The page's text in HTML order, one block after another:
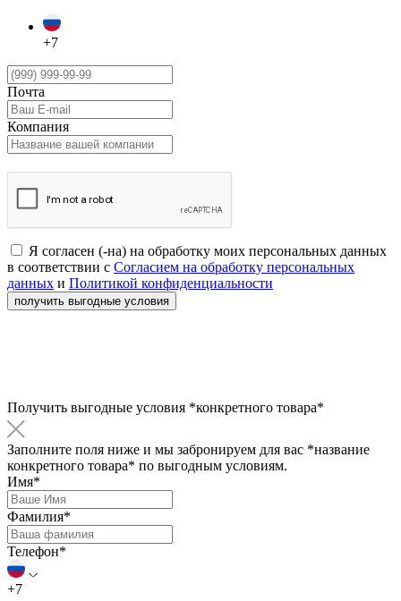
+7
Почта
Компания
Я согласен (-на) на обработку моих персональных данных
в соответствии с Согласием на обработку персональных
данных и Политикой конфиденциальности
Получить выгодные условия *конкретного товара*
Заполните поля ниже и мы забронируем для вас *название
конкретного товара* по выгодным условиям.
Имя*
Фамилия*
Телефон*
+7